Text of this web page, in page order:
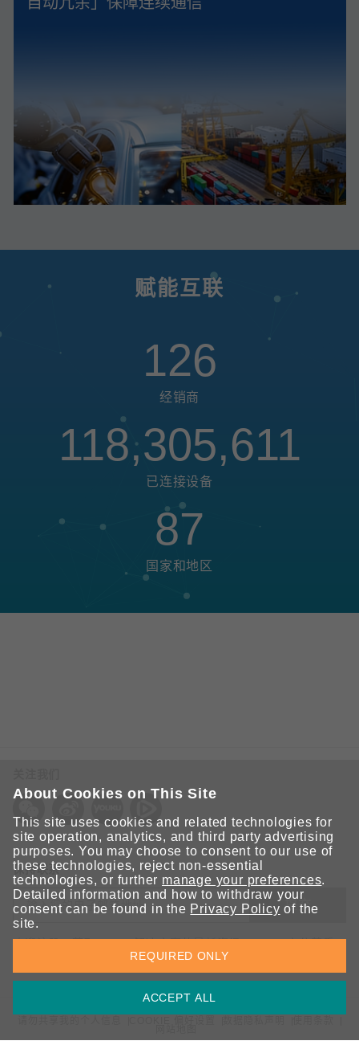
赋能互联
126
经销商
118,305,611
已连接设备
87
国家和地区
保持联系
提交
欢迎注册，获取 Moxa 解决方案的最新资讯。Moxa 充分尊重
您的隐私，绝不会透露您的邮箱信息。
About Cookies on This Site
This site uses cookies and related technologies for
site operation, analytics, and third party advertising
purposes. You may choose to consent to our use of
these technologies, reject non-essential
technologies, or further manage your preferences.
Detailed information and how to withdraw your
consent can be found in the Privacy Policy of the
site.
ACCEPT ALL
REQUIRED ONLY